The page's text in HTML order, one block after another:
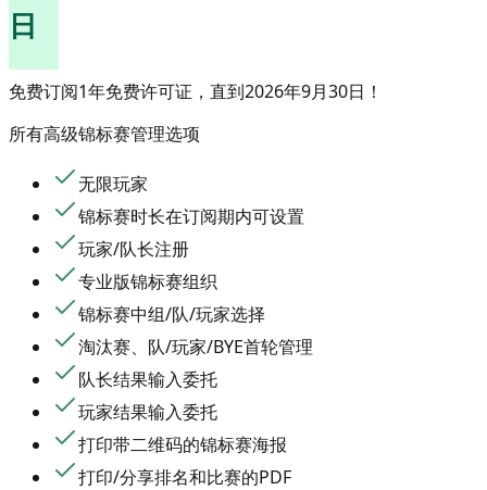
日
免费订阅1年免费许可证，直到2026年9月30日！
所有高级锦标赛管理选项
无限玩家
锦标赛时长在订阅期内可设置
玩家/队长注册
专业版锦标赛组织
锦标赛中组/队/玩家选择
淘汰赛、队/玩家/BYE首轮管理
队长结果输入委托
玩家结果输入委托
打印带二维码的锦标赛海报
打印/分享排名和比赛的PDF